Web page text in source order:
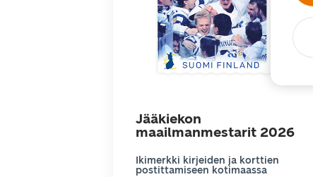
Jääkiekon
maailmanmestarit 2026
Ikimerkki kirjeiden ja korttien
postittamiseen kotimaassa